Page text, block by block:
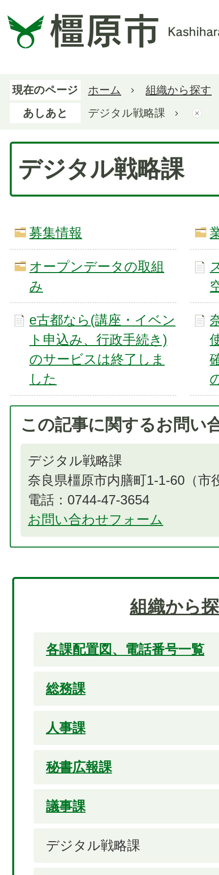
現在のページ ホーム
組織から探す
あしあと
デジタル戦略課
デジタル戦略課
募集情報
オープンデータの取組
み
e古都なら(講座・イベン
ト申込み、行政手続き)
のサービスは終了しま
した
この記事に関するお問い
デジタル戦略課
奈良県橿原市内膳町1-1-60（市
電話：0744-47-3654​​​​​​​
お問い合わせフォーム
組織から
各課配置図、電話番号一覧
総務課
人事課
秘書広報課
議事課
デジタル戦略課